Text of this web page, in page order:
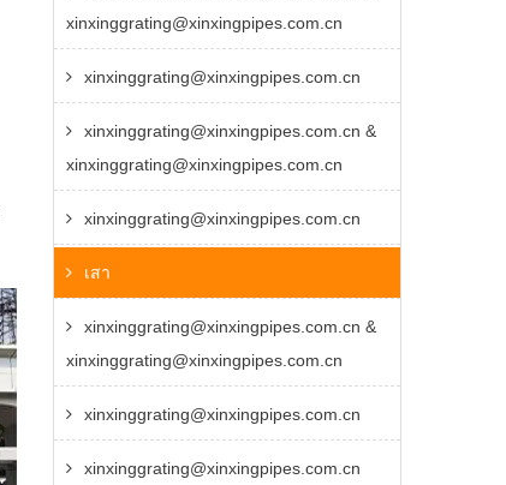
xinxinggrating@xinxingpipes.com.cn
xinxinggrating@xinxingpipes.com.cn
xinxinggrating@xinxingpipes.com.cn &
xinxinggrating@xinxingpipes.com.cn
xinxinggrating@xinxingpipes.com.cn
เสา
xinxinggrating@xinxingpipes.com.cn &
xinxinggrating@xinxingpipes.com.cn
xinxinggrating@xinxingpipes.com.cn
xinxinggrating@xinxingpipes.com.cn